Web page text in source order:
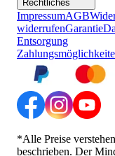
Rechtliches
ImpressumAGB
widerrufenGarantie
Entsorgung
*Alle Preise
beschrieben. Der